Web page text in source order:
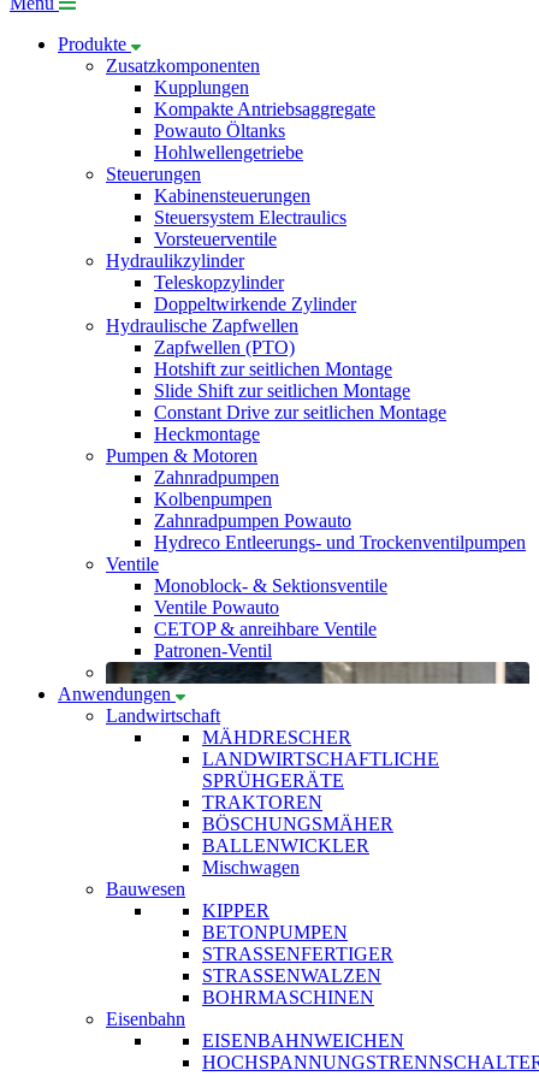
Produkte
Zusatzkomponenten
Kupplungen
Kompakte Antriebsaggregate
Powauto Öltanks
Hohlwellengetriebe
Steuerungen
Kabinensteuerungen
Steuersystem Electraulics
Vorsteuerventile
Hydraulikzylinder
Teleskopzylinder
Doppeltwirkende Zylinder
Hydraulische Zapfwellen
Zapfwellen (PTO)
Hotshift zur seitlichen Montage
Slide Shift zur seitlichen Montage
Constant Drive zur seitlichen Montage
Heckmontage
Pumpen & Motoren
Zahnradpumpen
Kolbenpumpen
Zahnradpumpen Powauto
Hydreco Entleerungs- und Trockenventilpumpen
Ventile
Monoblock- & Sektionsventile
Ventile Powauto
CETOP & anreihbare Ventile
Patronen-Ventil
Anwendungen
Landwirtschaft
MÄHDRESCHER
LANDWIRTSCHAFTLICHE
SPRÜHGERÄTE
TRAKTOREN
BÖSCHUNGSMÄHER
BALLENWICKLER
Mischwagen
Bauwesen
KIPPER
BETONPUMPEN
STRASSENFERTIGER
STRASSENWALZEN
BOHRMASCHINEN
Eisenbahn
EISENBAHNWEICHEN